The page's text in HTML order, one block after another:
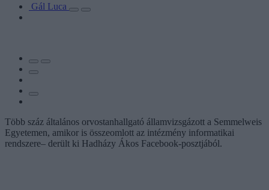
Gál Luca
Több száz általános orvostanhallgató államvizsgázott a Semmelweis
Egyetemen, amikor is összeomlott az intézmény informatikai
rendszere– derült ki Hadházy Ákos Facebook-posztjából.